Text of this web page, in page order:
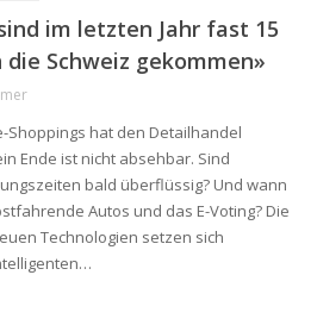
im letzten Jahr fast 15
Schweiz gekommen»
Shoppings hat den Detailhandel
Ende ist nicht absehbar. Sind
bald überflüssig? Und wann
Autos und das E-Voting? Die
Technologien setzen sich